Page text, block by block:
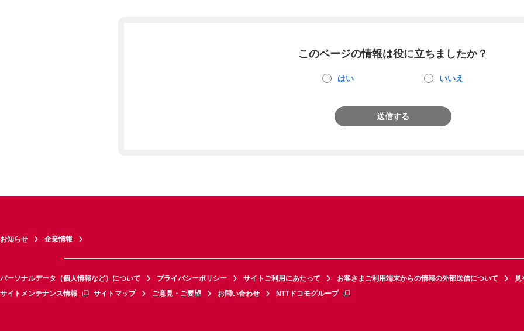
このページの情報は役に立ちましたか？
はい いいえ
送信する
お知らせ 企業情報
パーソナルデータ（個人情報など）について プライバシーポリシー サイトご利用にあたって お客さまご利用端末からの情報の外部送信について
見
サイトメンテナンス情報
サイトマップ ご意見・ご要望 お問い合わせ NTTドコモグループ